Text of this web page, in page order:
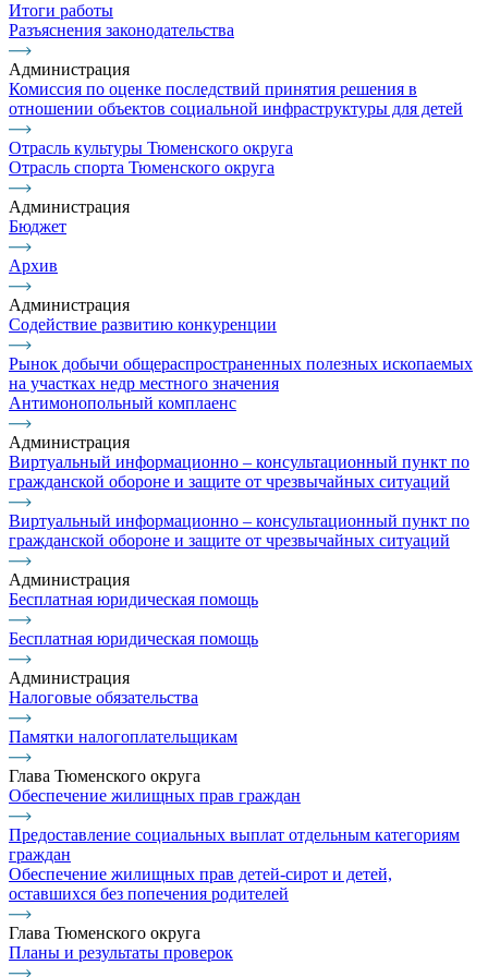
Итоги работы
Разъяснения законодательства
Администрация
Комиссия по оценке последствий принятия решения в
отношении объектов социальной инфраструктуры для детей
Отрасль культуры Тюменского округа
Отрасль спорта Тюменского округа
Администрация
Бюджет
Архив
Администрация
Содействие развитию конкуренции
Рынок добычи общераспространенных полезных ископаемых
на участках недр местного значения
Антимонопольный комплаенс
Администрация
Виртуальный информационно – консультационный пункт по
гражданской обороне и защите от чрезвычайных ситуаций
Виртуальный информационно – консультационный пункт по
гражданской обороне и защите от чрезвычайных ситуаций
Администрация
Бесплатная юридическая помощь
Бесплатная юридическая помощь
Администрация
Налоговые обязательства
Памятки налогоплательщикам
Глава Тюменского округа
Обеспечение жилищных прав граждан
Предоставление социальных выплат отдельным категориям
граждан
Обеспечение жилищных прав детей-сирот и детей,
оставшихся без попечения родителей
Глава Тюменского округа
Планы и результаты проверок